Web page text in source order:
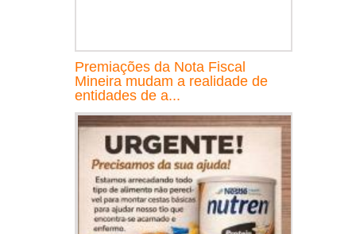
Premiações da Nota Fiscal
Mineira mudam a realidade de
entidades de a...